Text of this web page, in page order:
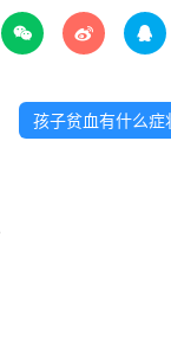
  
孩子贫血有什么症